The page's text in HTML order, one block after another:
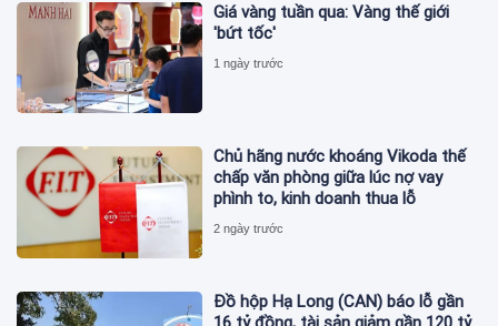
Giá vàng tuần qua: Vàng thế giới
'bứt tốc'
1 ngày trước
Chủ hãng nước khoáng Vikoda thế
chấp văn phòng giữa lúc nợ vay
phình to, kinh doanh thua lỗ
2 ngày trước
Đồ hộp Hạ Long (CAN) báo lỗ gần